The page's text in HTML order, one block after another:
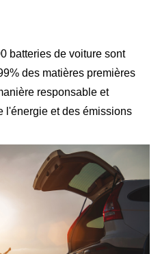
batteries de voiture sont
des matières premières
responsable et
l'énergie et des émissions